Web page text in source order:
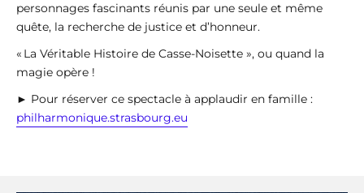
personnages fascinants réunis par une seule et même
quête, la recherche de justice et d’honneur.
« La Véritable Histoire de Casse-Noisette », ou quand la
magie opère !
► Pour réserver ce spectacle à applaudir en famille :
philharmonique.strasbourg.eu